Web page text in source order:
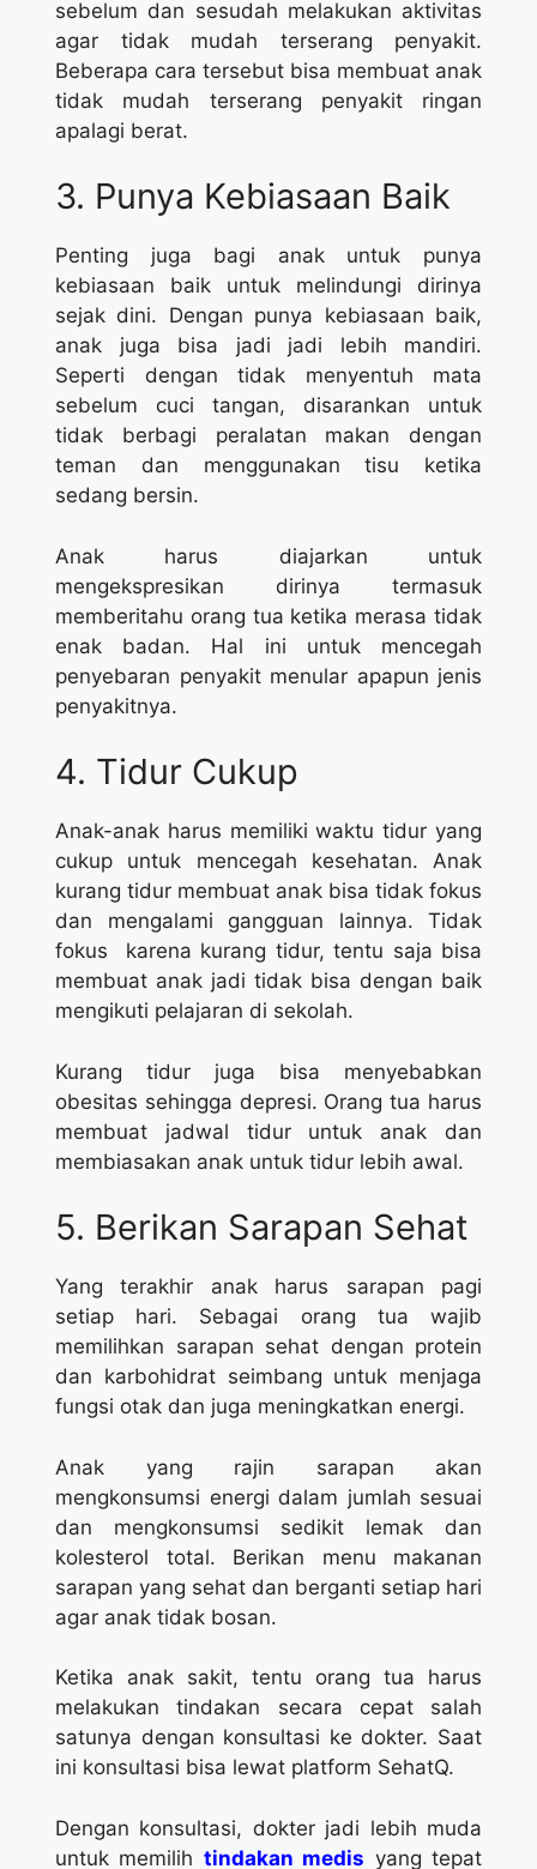
sebelum dan sesudah melakukan aktivitas
agar tidak mudah terserang penyakit.
Beberapa cara tersebut bisa membuat anak
tidak mudah terserang penyakit ringan
apalagi berat.
3. Punya Kebiasaan Baik
Penting juga bagi anak untuk punya
kebiasaan baik untuk melindungi dirinya
sejak dini. Dengan punya kebiasaan baik,
anak juga bisa jadi jadi lebih mandiri.
Seperti dengan tidak menyentuh mata
sebelum cuci tangan, disarankan untuk
tidak berbagi peralatan makan dengan
teman dan menggunakan tisu ketika
sedang bersin.
Anak harus diajarkan untuk
mengekspresikan dirinya termasuk
memberitahu orang tua ketika merasa tidak
enak badan. Hal ini untuk mencegah
penyebaran penyakit menular apapun jenis
penyakitnya.
4. Tidur Cukup
Anak-anak harus memiliki waktu tidur yang
cukup untuk mencegah kesehatan. Anak
kurang tidur membuat anak bisa tidak fokus
dan mengalami gangguan lainnya. Tidak
fokus karena kurang tidur, tentu saja bisa
membuat anak jadi tidak bisa dengan baik
mengikuti pelajaran di sekolah.
Kurang tidur juga bisa menyebabkan
obesitas sehingga depresi. Orang tua harus
membuat jadwal tidur untuk anak dan
membiasakan anak untuk tidur lebih awal.
5. Berikan Sarapan Sehat
Yang terakhir anak harus sarapan pagi
setiap hari. Sebagai orang tua wajib
memilihkan sarapan sehat dengan protein
dan karbohidrat seimbang untuk menjaga
fungsi otak dan juga meningkatkan energi.
Anak yang rajin sarapan akan
mengkonsumsi energi dalam jumlah sesuai
dan mengkonsumsi sedikit lemak dan
kolesterol total. Berikan menu makanan
sarapan yang sehat dan berganti setiap hari
agar anak tidak bosan.
Ketika anak sakit, tentu orang tua harus
melakukan tindakan secara cepat salah
satunya dengan konsultasi ke dokter. Saat
ini konsultasi bisa lewat platform SehatQ.
Dengan konsultasi, dokter jadi lebih muda
untuk memilih tindakan medis yang tepat